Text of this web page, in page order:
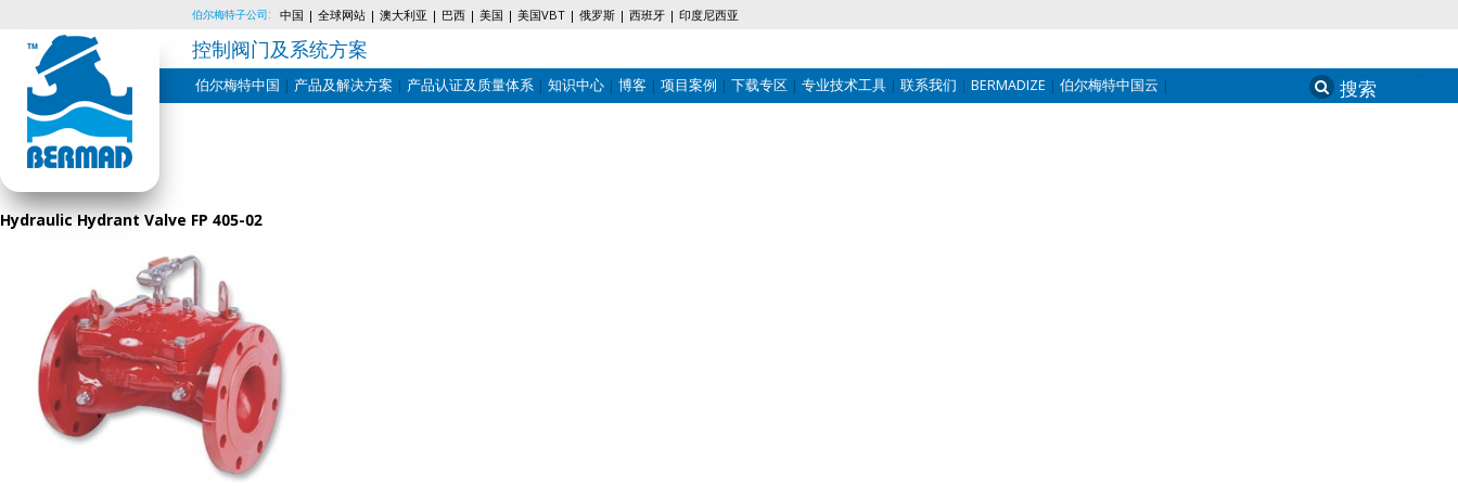
Skip
content
伯尔梅特子公司: 中国 全球网站 澳大利亚 巴西 美国 美国VBT 俄罗斯 西班牙 印度尼西亚
控制阀门及系统方案
伯尔梅特中国 产品及解决方案 产品认证及质量体系 知识中心 博客 项目案例 下载专区 专业技术工具 联系我们 BERMADIZE 伯尔梅特中国云 Search
for:
Hydraulic Hydrant Valve FP 405-02